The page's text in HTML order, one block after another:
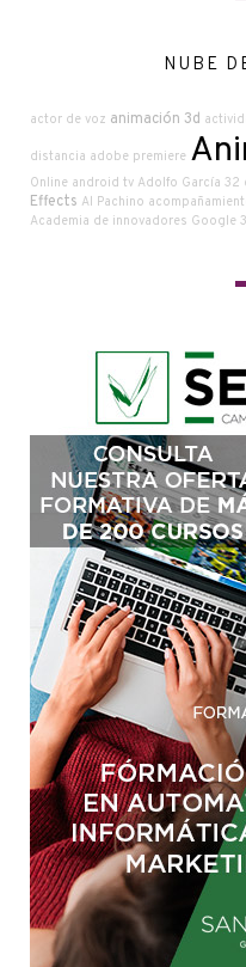
NUBE
actor de voz animación 3d
distancia adobe premiere
Online android tv Adolfo García 32
Effects Al Pachino
Academia de innovadores Google